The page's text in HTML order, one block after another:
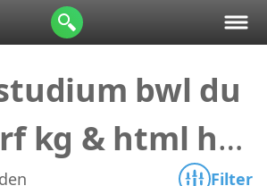
bwl du
kg & html ha
Filter